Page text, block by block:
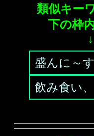
類似キー
下の枠
盛んに～
飲み食い